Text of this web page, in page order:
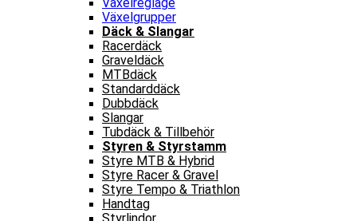
Växelgrupper
Däck & Slangar
Racerdäck
Graveldäck
MTBdäck
Standarddäck
Dubbdäck
Slangar
Tubdäck & Tillbehör
Styren & Styrstamm
Styre MTB & Hybrid
Styre Racer & Gravel
Styre Tempo & Triathlon
Handtag